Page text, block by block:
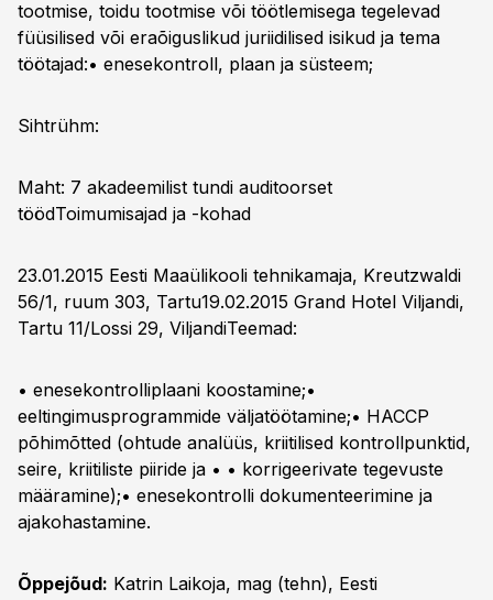
tootmise, toidu tootmise või töötlemisega tegelevad
füüsilised või eraõiguslikud juriidilised isikud ja tema
töötajad:• enesekontroll, plaan ja süsteem;
Sihtrühm:
Maht: 7 akadeemilist tundi auditoorset
töödToimumisajad ja -kohad
23.01.2015 Eesti Maaülikooli tehnikamaja, Kreutzwaldi
56/1, ruum 303, Tartu19.02.2015 Grand Hotel Viljandi,
Tartu 11/Lossi 29, ViljandiTeemad:
• enesekontrolliplaani koostamine;•
eeltingimusprogrammide väljatöötamine;• HACCP
põhimõtted (ohtude analüüs, kriitilised kontrollpunktid,
seire, kriitiliste piiride ja • • korrigeerivate tegevuste
määramine);• enesekontrolli dokumenteerimine ja
ajakohastamine.
Õppejõud: Katrin Laikoja, mag (tehn), Eesti